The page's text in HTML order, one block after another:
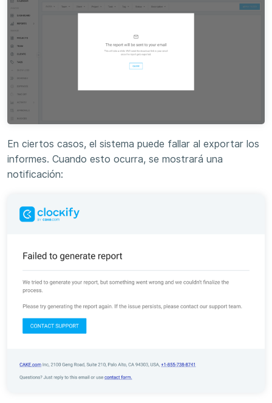
En ciertos casos, el sistema puede fallar al exportar los
informes. Cuando esto ocurra, se mostrará una
notificación: